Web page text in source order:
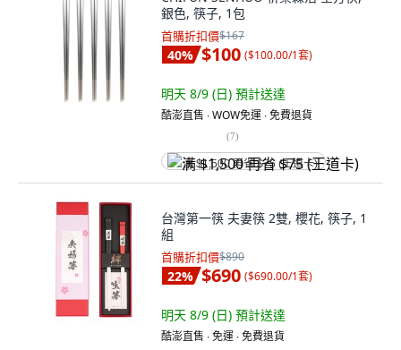
銀色, 筷子, 1包
首購折扣價$167
40% $100 ($100.00/1套)
明天 8/9 (日) 預計送達
酷澎直售 ∙ WOW免運 ∙ 免費退貨
(7)
满 $1,500 再省 $75 (王道卡)
台灣第一筷 夫妻筷 2雙, 櫻花, 筷子, 1
組
首購折扣價$890
22% $690 ($690.00/1套)
明天 8/9 (日) 預計送達
酷澎直售 ∙ 免運 ∙ 免費退貨